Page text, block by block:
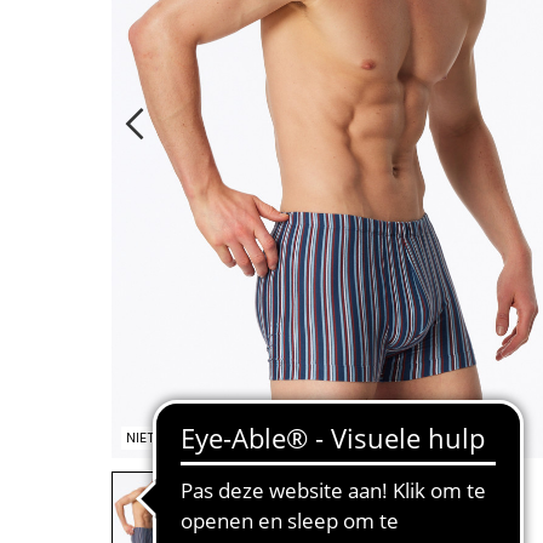
NIET OP VOORRAAD